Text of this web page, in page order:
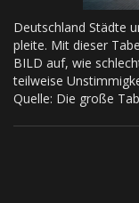
Deutschland Städte
pleite. Mit dieser
BILD auf, wie
teilweise
Quelle: Die große